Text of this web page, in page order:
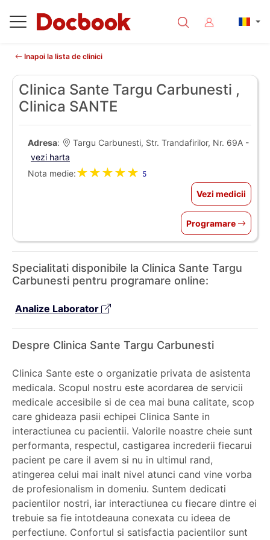
Inapoi la lista de clinici
Clinica Sante Targu Carbunesti ,
Clinica SANTE
Adresa:
Targu Carbunesti, Str. Trandafirilor, Nr. 69A -
vezi harta
Nota medie:★★★★★ 5
Vezi medicii
Programare
Specialitati disponibile la Clinica Sante Targu
Carbunesti pentru programare online:
Analize Laborator
Despre Clinica Sante Targu Carbunesti
Clinica Sante este o organizatie privata de asistenta
medicala. Scopul nostru este acordarea de servicii
medicale accesibile si de cea mai buna calitate, scop
care ghideaza pasii echipei Clinica Sante in
interactiunea cu pacientii. Valorile noastre cheie sunt
performanta, respectul, castigarea increderii fiecarui
pacient pe care il avem si nu in ultimul rand,
atingerea celui mai inalt nivel atunci cand vine vorba
de profesionalism in domeniu. Suntem dedicati
pacientilor nostri, iar interactiunea cu fiecare dintre ei
trebuie sa fie intotdeauna conexata cu ideea de
perfectiune. Confortul si satisfactia pacientilor sunt